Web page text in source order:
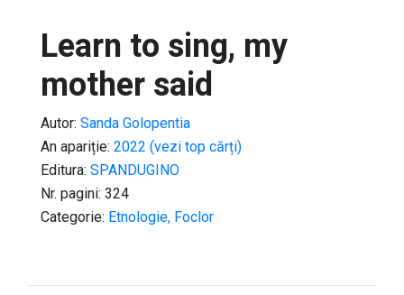
Learn to sing, my
mother said
Autor: Sanda Golopentia
An apariție: 2022 (vezi top cărți)
Editura: SPANDUGINO
Nr. pagini: 324
Categorie: Etnologie, Foclor